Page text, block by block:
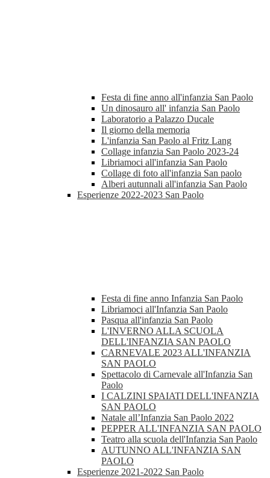
Festa di fine anno all'infanzia San Paolo
Un dinosauro all' infanzia San Paolo
Laboratorio a Palazzo Ducale
Il giorno della memoria
L'infanzia San Paolo al Fritz Lang
Collage infanzia San Paolo 2023-24
Libriamoci all'infanzia San Paolo
Collage di foto all'infanzia San paolo
Alberi autunnali all'infanzia San Paolo
Esperienze 2022-2023 San Paolo
Festa di fine anno Infanzia San Paolo
Libriamoci all'Infanzia San Paolo
Pasqua all'infanzia San Paolo
L'INVERNO ALLA SCUOLA
DELL'INFANZIA SAN PAOLO
CARNEVALE 2023 ALL'INFANZIA
SAN PAOLO
Spettacolo di Carnevale all'Infanzia San
Paolo
I CALZINI SPAIATI DELL'INFANZIA
SAN PAOLO
Natale all’Infanzia San Paolo 2022
PEPPER ALL'INFANZIA SAN PAOLO
Teatro alla scuola dell'Infanzia San Paolo
AUTUNNO ALL'INFANZIA SAN
PAOLO
Esperienze 2021-2022 San Paolo